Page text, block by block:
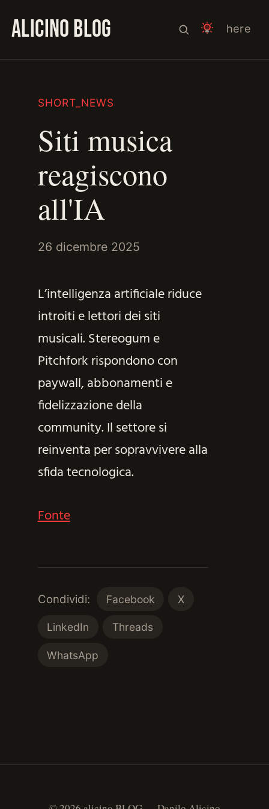
ALICINO BLOG here
SHORT_NEWS
Siti musica
reagiscono
all'IA
26 dicembre 2025
L’intelligenza artificiale riduce
introiti e lettori dei siti
musicali. Stereogum e
Pitchfork rispondono con
paywall, abbonamenti e
fidelizzazione della
community. Il settore si
reinventa per sopravvivere alla
sfida tecnologica.
Fonte
Condividi: Facebook X
LinkedIn Threads
WhatsApp